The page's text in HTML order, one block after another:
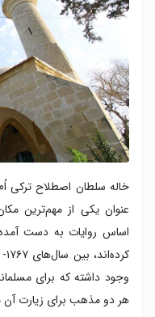
خاله سلطان اصطلاح ترکی
عنوان یکی از مهم‌ترین
اساس روایات به دست
وجود داشته که برای
هر دو مذهب برای زیارت آن